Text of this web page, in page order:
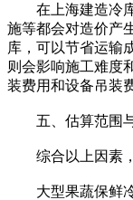
在上海建造冷库
施等都会对造价产
库，可以节省运输
则会影响施工难度
装费用和设备吊装
五、估算范围
综合以上因素，
大型果蔬保鲜冷